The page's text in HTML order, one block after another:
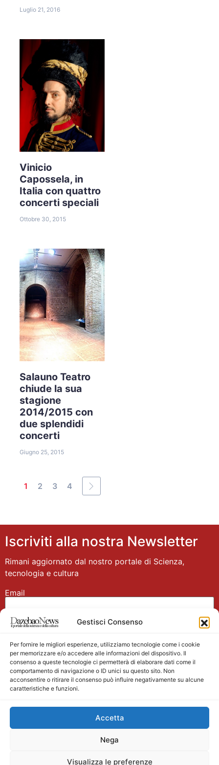
Gestisci Consenso
Per fornire le migliori esperienze, utilizziamo tecnologie come i cookie
per memorizzare e/o accedere alle informazioni del dispositivo. Il
consenso a queste tecnologie ci permetterà di elaborare dati come il
comportamento di navigazione o ID unici su questo sito. Non
acconsentire o ritirare il consenso può influire negativamente su alcune
caratteristiche e funzioni.
Accetta
Nega
Visualizza le preferenze
Luglio 21, 2016
Vinicio
Capossela, in
Italia con quattro
concerti speciali
Ottobre 30, 2015
Salauno Teatro
chiude la sua
stagione
2014/2015 con
due splendidi
concerti
Giugno 25, 2015
1 2 3 4
Iscriviti alla nostra Newsletter
Rimani aggiornato dal nostro portale di Scienza,
tecnologia e cultura
Email
Nome
Main partner